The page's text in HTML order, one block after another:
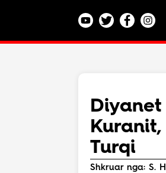
Teknologji
Bota
Argëtim
Maqedoni
Turqi
Shkruar nga: S.